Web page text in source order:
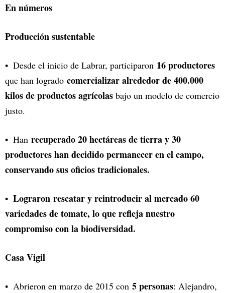
En números
Producción sustentable
Desde el inicio de Labrar, participaron 16 productores
que han logrado comercializar alrededor de 400.000
kilos de productos agrícolas bajo un modelo de comercio
justo.
Han recuperado 20 hectáreas de tierra y 30
productores han decidido permanecer en el campo,
conservando sus oficios tradicionales.
Lograron rescatar y reintroducir al mercado 60
variedades de tomate, lo que refleja nuestro
compromiso con la biodiversidad.
Casa Vigil
Abrieron en marzo de 2015 con 5 personas: Alejandro,